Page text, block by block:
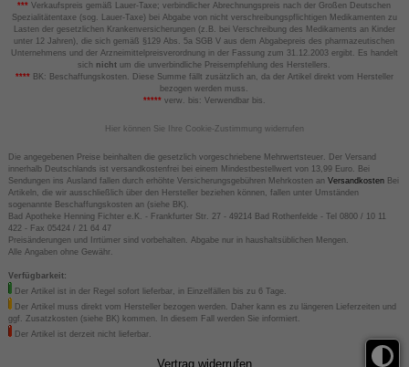
*** Verkaufspreis gemäß Lauer-Taxe; verbindlicher Abrechnungspreis nach der Großen Deutschen
Spezialitätentaxe (sog. Lauer-Taxe) bei Abgabe von nicht verschreibungspflichtigen Medikamenten zu
Lasten der gesetzlichen Krankenversicherungen (z.B. bei Verschreibung des Medikaments an Kinder
unter 12 Jahren), die sich gemäß §129 Abs. 5a SGB V aus dem Abgabepreis des pharmazeutischen
Unternehmens und der Arzneimittelpreisverordnung in der Fassung zum 31.12.2003 ergibt. Es handelt
sich nicht um die unverbindliche Preisempfehlung des Herstellers.
****BK: Beschaffungskosten. Diese Summe fällt zusätzlich an, da der Artikel direkt vom Hersteller
bezogen werden muss.
*****verw. bis: Verwendbar bis.
Hier können Sie Ihre Cookie-Zustimmung widerrufen
Die angegebenen Preise beinhalten die gesetzlich vorgeschriebene Mehrwertsteuer. Der Versand
innerhalb Deutschlands ist versandkostenfrei bei einem Mindestbestellwert von 13,99 Euro. Bei
Sendungen ins Ausland fallen durch erhöhte Versicherungsgebühren Mehrkosten an VersandkostenBei
Artikeln, die wir ausschließlich über den Hersteller beziehen können, fallen unter Umständen
sogenannte Beschaffungskosten an (siehe BK).
Bad Apotheke Henning Fichter e.K. - Frankfurter Str. 27 - 49214 Bad Rothenfelde - Tel 0800 / 10 11
422 - Fax 05424 / 21 64 47
Preisänderungen und Irrtümer sind vorbehalten. Abgabe nur in haushaltsüblichen Mengen.
Alle Angaben ohne Gewähr.
Verfügbarkeit:
Der Artikel ist in der Regel sofort lieferbar, in Einzelfällen bis zu 6 Tage.
Der Artikel muss direkt vom Hersteller bezogen werden. Daher kann es zu längeren Lieferzeiten und
ggf. Zusatzkosten (siehe BK) kommen. In diesem Fall werden Sie informiert.
Der Artikel ist derzeit nicht lieferbar.
Vertrag widerrufen